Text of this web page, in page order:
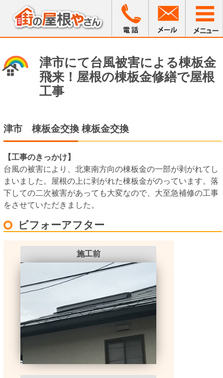
津市にて台風被害による棟板金
飛来！屋根の棟板金修繕で屋根
工事
津市 棟板金交換 棟板金交換
【工事のきっかけ】
台風の被害により、北東南方向の棟板金の一部が剥がれてし
まいました。屋根の上に剥がれた棟板金がのっています。落
下しての二次被害があっても大変なので、大至急補修の工事
をさせていただきました。
ビフォーアフター
施工前